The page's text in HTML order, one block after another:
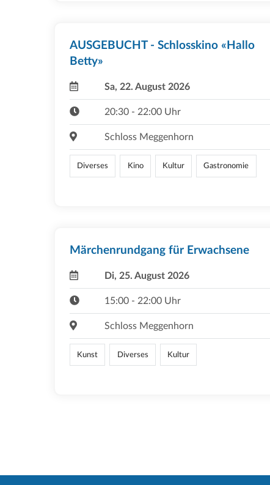
AUSGEBUCHT - Schlosskino «Hallo
Betty»
Sa, 22. August 2026
20:30 - 22:00 Uhr
Schloss Meggenhorn
Diverses Kino Kultur Gastronomie
Märchenrundgang für Erwachsene
Di, 25. August 2026
15:00 - 22:00 Uhr
Schloss Meggenhorn
Kunst Diverses Kultur